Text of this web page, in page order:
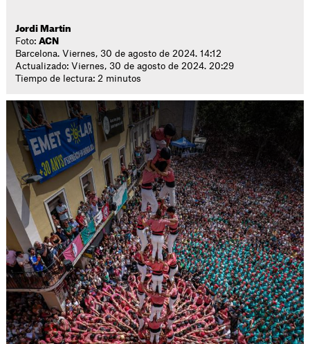
Jordi Martín
Foto:ACN
Barcelona. Viernes, 30 de agosto de 2024. 14:12
Actualizado: Viernes, 30 de agosto de 2024. 20:29
Tiempo de lectura: 2 minutos